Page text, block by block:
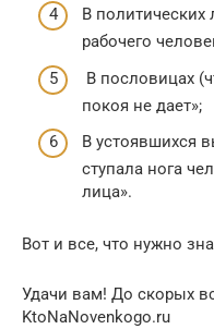
В политических
рабочего
В пословицах
покоя не дает»;
В устоявшихся
ступала нога
лица».
Вот и все, что нужно
Удачи вам! До скорых
KtoNaNovenkogo.ru